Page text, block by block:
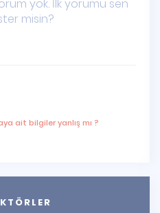
yok. İlk yorumu sen
misin?
ait bilgiler yanlış mı ?